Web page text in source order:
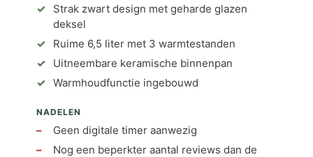
Strak zwart design met geharde glazen
deksel
Ruime 6,5 liter met 3 warmtestanden
Uitneembare keramische binnenpan
Warmhoudfunctie ingebouwd
NADELEN
Geen digitale timer aanwezig
Nog een beperkter aantal reviews dan de